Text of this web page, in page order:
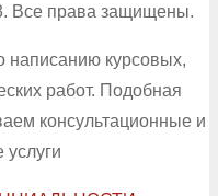
Все права защищены.
написанию курсовых,
работ. Подобная
консультационные и
услуги